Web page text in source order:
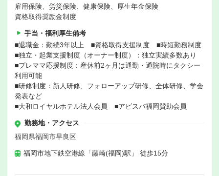
雇用保険、労災保険、健康保険、厚生年金保険
資格取得奨励金制度
手当・福利厚生備考
■退職金：勤続3年以上 ■資格取得支援制度 ■時短勤務制度
■独立・起業支援制度（オーナー制度）：独立実績多数あり
■プレママ応援制度：産休前2ヶ月は通勤・通院時にタクシー
利用可能
■研修制度：新人研修、フォローアップ研修、全体研修、学会
発表など
■大和ロイヤルホテル法人会員 ■アビスパ福岡賛助会員
勤務地・アクセス
福岡県福岡市早良区
福岡市地下鉄空港線「藤崎(福岡)駅」 徒歩15分